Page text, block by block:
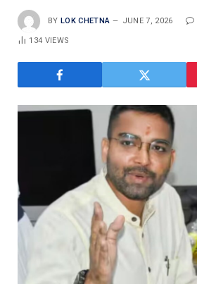
BY LOK CHETNA JUNE 7, 2026
134 VIEWS